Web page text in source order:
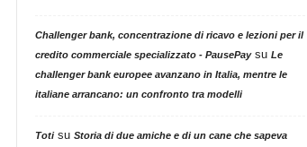
Challenger bank, concentrazione di ricavo e lezioni per il
credito commerciale specializzato - PausePaysu Le
challenger bank europee avanzano in Italia, mentre le
italiane arrancano: un confronto tra modelli
Totisu Storia di due amiche e di un cane che sapeva